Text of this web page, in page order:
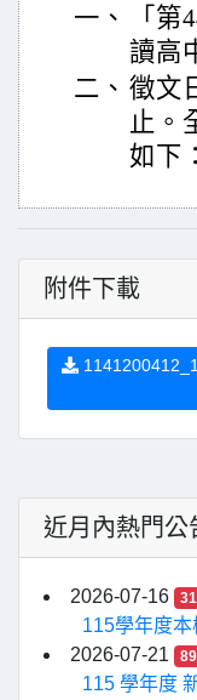
一、
「
讀高
二、 徵文
止。
如下
附件下載
近月內熱門公
2026-07-16
115學年度
2026-07-21
115 學年度